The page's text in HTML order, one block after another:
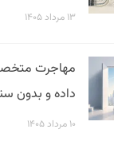
۱۳ مرداد ۱۴۰۵
مهاجرت
داده و بدون
۱۰ مرداد ۱۴۰۵